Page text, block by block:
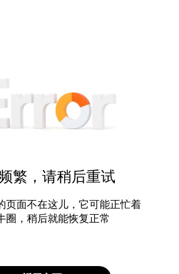
繁，请稍后重试
页面不在这儿，它可能正忙着
圈，稍后就能恢复正常